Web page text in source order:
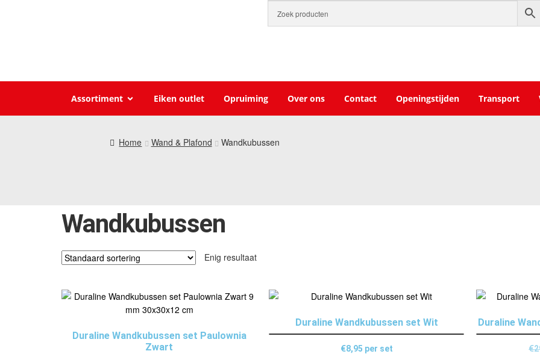
Assortiment Eiken outlet Opruiming Over ons Contact Openingstijden Transport
Home Wand & Plafond Wandkubussen
Wandkubussen
Enig resultaat
Duraline Wandkubussen set Paulownia
Zwart
Duraline Wandkubussen set Wit
€8,95 per set
Duraline
€